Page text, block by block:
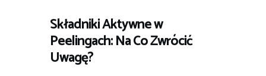
Składniki Aktywne w
Peelingach: Na Co Zwrócić
Uwagę?